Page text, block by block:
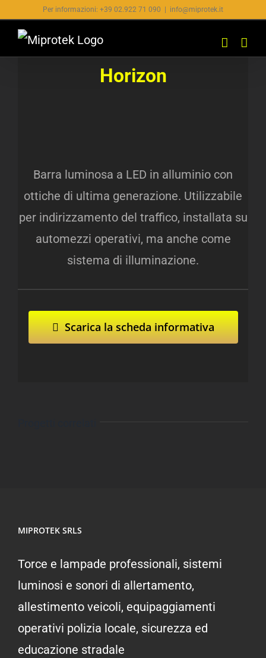
contenuto
Per informazioni: +39 02.922 71 090 info@miprotek.it
Horizon
Barra luminosa a LED in alluminio con
ottiche di ultima generazione. Utilizzabile
per indirizzamento del traffico, installata su
automezzi operativi, ma anche come
sistema di illuminazione.
Scarica la scheda informativa
MIPROTEK SRLS
Torce e lampade professionali, sistemi
luminosi e sonori di allertamento,
allestimento veicoli, equipaggiamenti
operativi polizia locale, sicurezza ed
educazione stradale